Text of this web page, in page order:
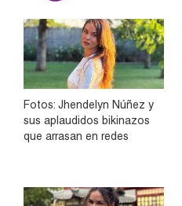
Fotos: Jhendelyn Núñez y
sus aplaudidos bikinazos
que arrasan en redes